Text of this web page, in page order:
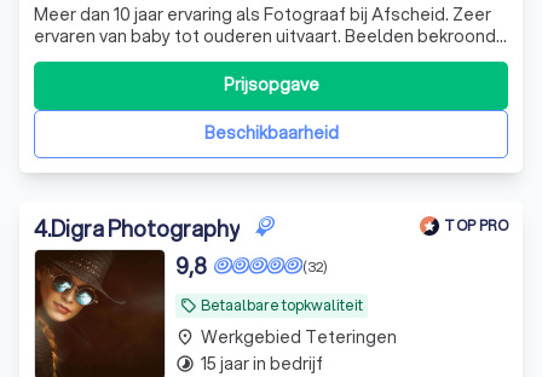
Meer dan 10 jaar ervaring als Fotograaf bij Afscheid. Zeer
ervaren van baby tot ouderen uitvaart. Beelden bekroond
met een Int. award. ✔ Tarief €550,- t/m €847,- (all-in)
Beschikbaarheid
Prijsopgave
4.Digra Photography TOP PRO
local_offer Betaalbare topkwaliteit
(32)
9,8
place Werkgebied Teteringen
timelapse 15 jaar in bedrijf